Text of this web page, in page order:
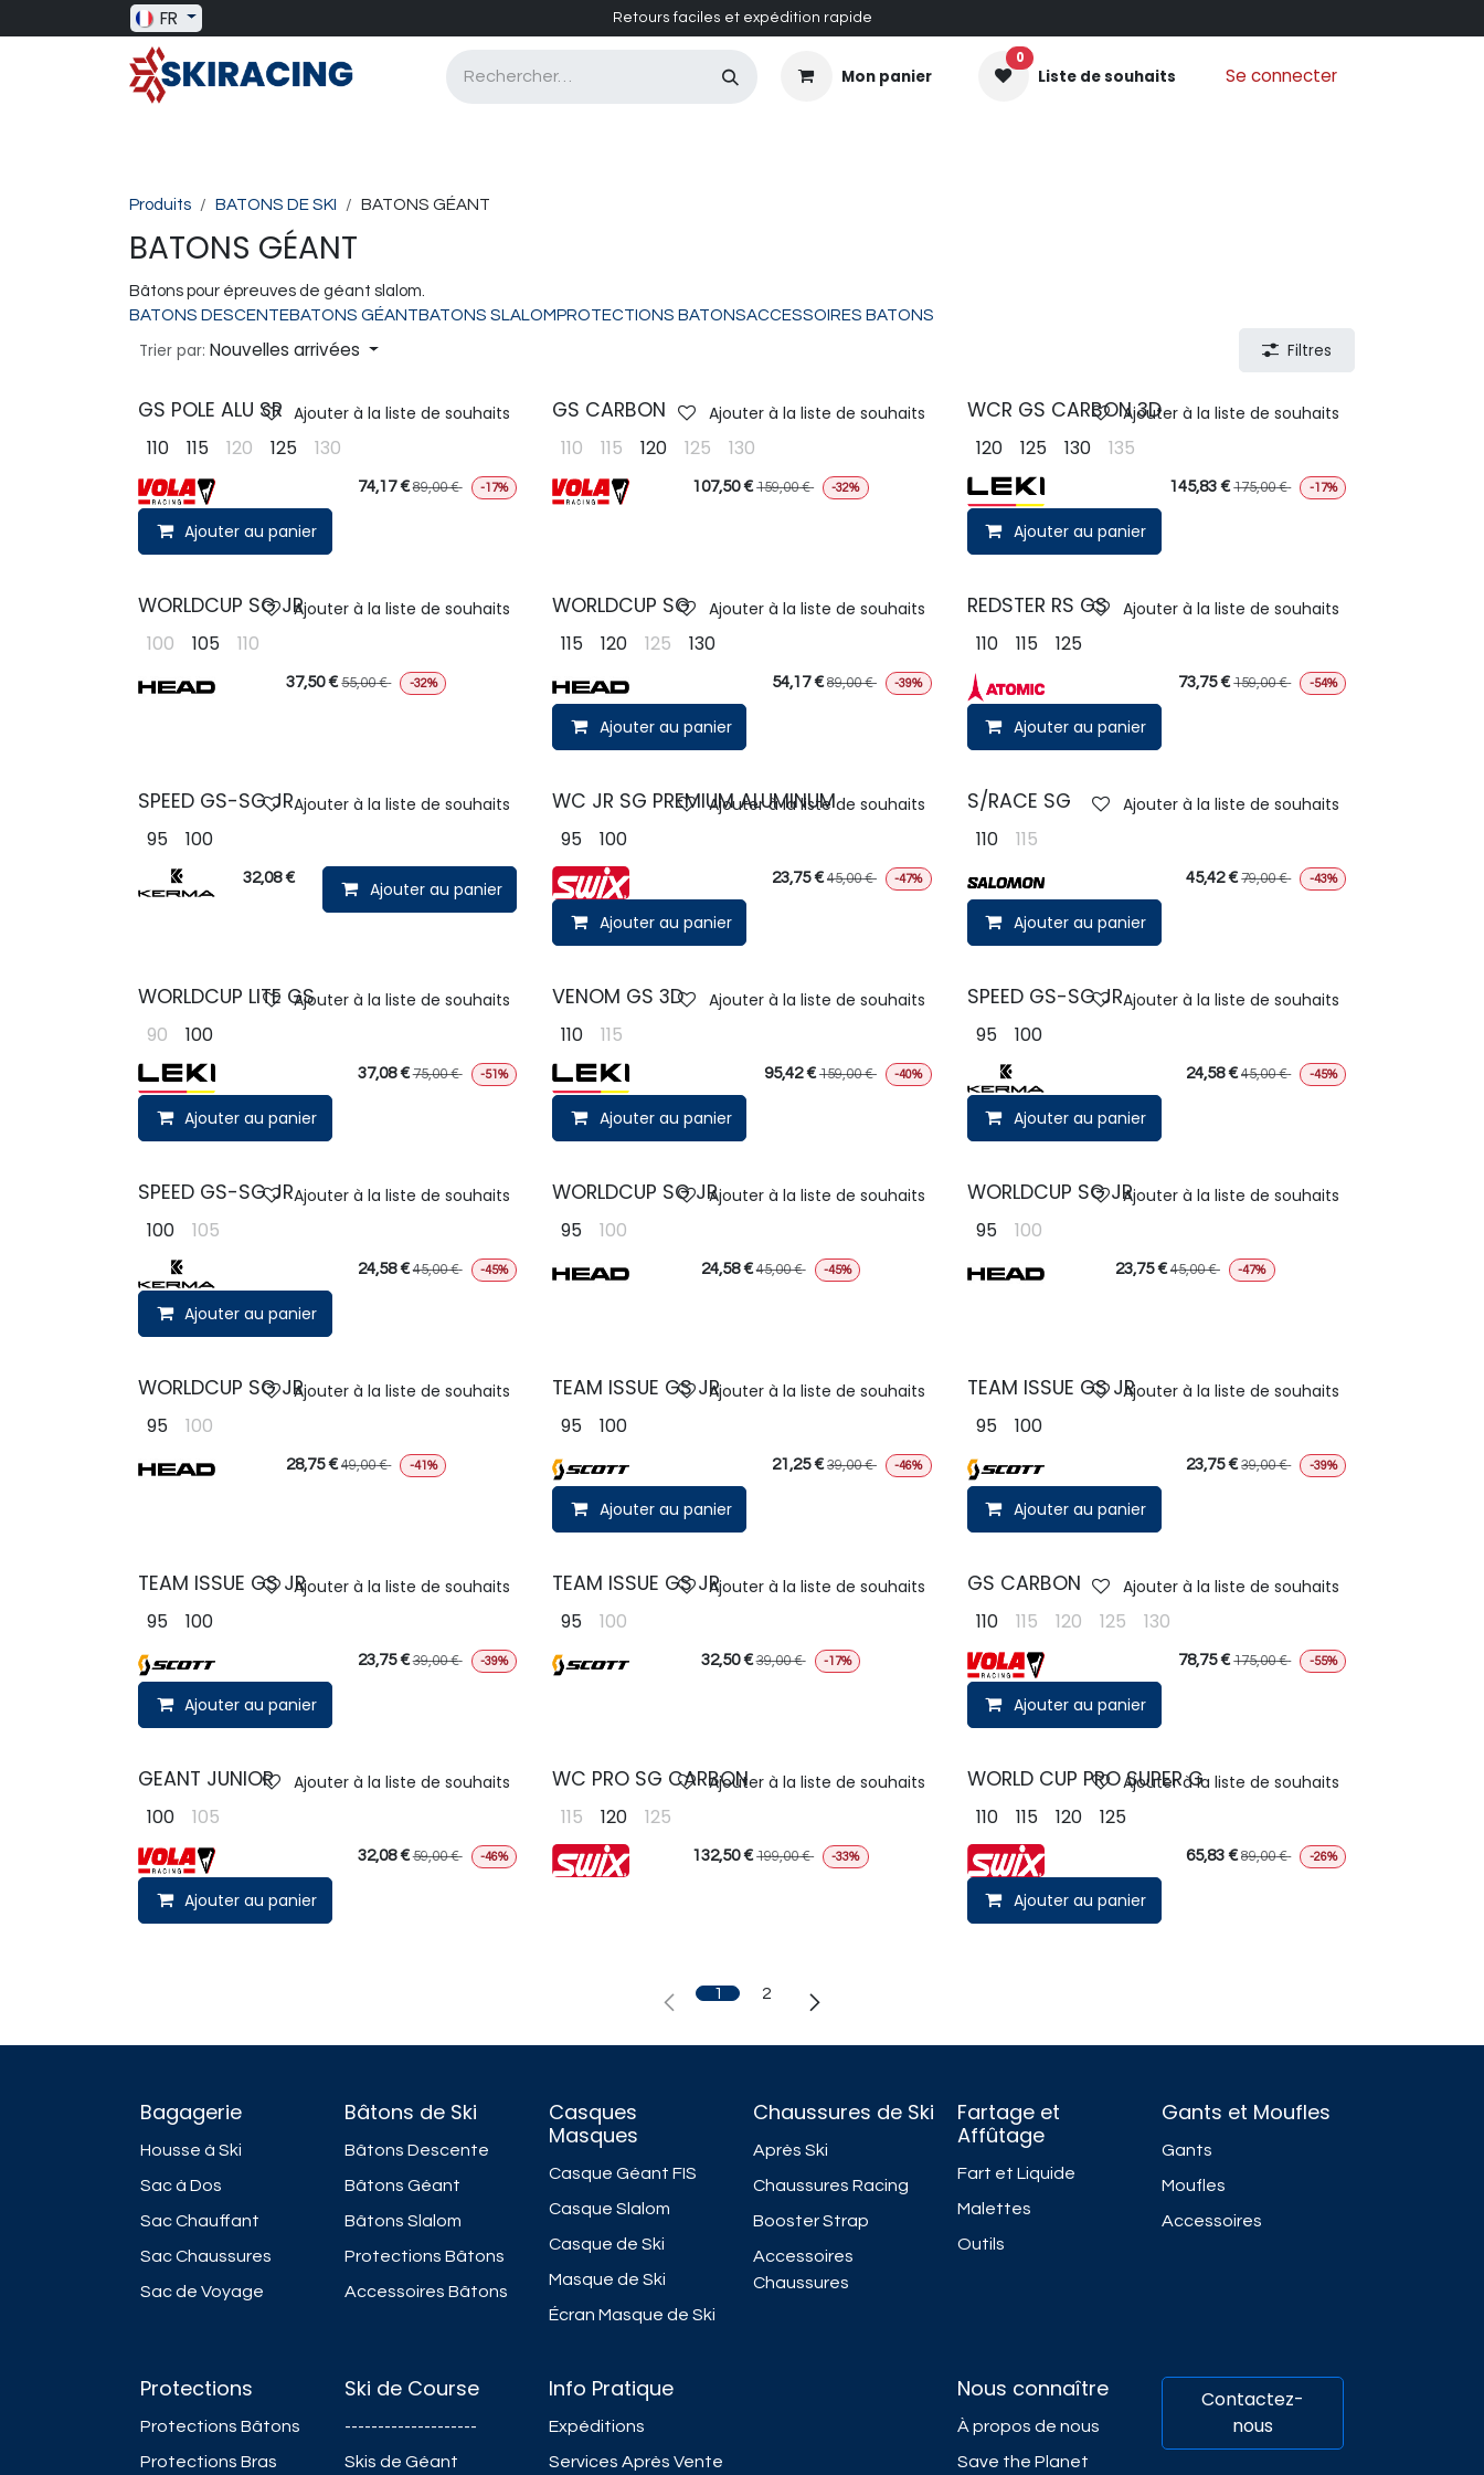
Se rendre au contenu
FR Retours faciles et expédition rapide
Mon panier
0
Liste de souhaits Se connecter
Produits BATONS DE SKI BATONS GÉANT
BATONS GÉANT
Bâtons pour épreuves de géant slalom.
BATONS DESCENTEBATONS GÉANT BATONS SLALOM PROTECTIONS BATONSACCESSOIRES BATONS
Trier par: Nouvelles arrivées Filtres
GS POLE ALU SR
110 115 120 125 130
74,17€ 89,00€ -17%
Ajouter au panier
Ajouter à la liste de souhaits GS CARBON
110 115 120 125 130
107,50€ 159,00€ -32%
Ajouter à la liste de souhaits WCR GS CARBON 3D
120 125 130 135
145,83 € 175,00€ -17%
Ajouter au panier
Ajouter à la liste de souhaits
WORLDCUP SG JR
100 105 110
37,50€ 55,00€ -32%
Ajouter à la liste de souhaits WORLDCUP SG
115 120 125 130
54,17€ 89,00€ -39%
Ajouter au panier
Ajouter à la liste de souhaits REDSTER RS GS
110 115 125
73,75€ 159,00€ -54%
Ajouter au panier
Ajouter à la liste de souhaits
SPEED GS-SG JR
95 100
32,08€
Ajouter au panier
Ajouter à la liste de souhaits WC JR SG PREMIUM ALUMINUM
95 100
23,75€ 45,00€ -47%
Ajouter au panier
Ajouter à la liste de souhaits S/RACE SG
110 115
45,42€ 79,00€ -43%
Ajouter au panier
Ajouter à la liste de souhaits
WORLDCUP LITE GS
90 100
37,08€ 75,00€ -51%
Ajouter au panier
Ajouter à la liste de souhaits VENOM GS 3D
110 115
95,42€ 159,00€ -40%
Ajouter au panier
Ajouter à la liste de souhaits SPEED GS-SG JR
95 100
24,58€ 45,00€ -45%
Ajouter au panier
Ajouter à la liste de souhaits
SPEED GS-SG JR
100 105
24,58€ 45,00€ -45%
Ajouter au panier
Ajouter à la liste de souhaits WORLDCUP SG JR
95 100
24,58€ 45,00€ -45%
Ajouter à la liste de souhaits WORLDCUP SG JR
95 100
23,75€ 45,00€ -47%
Ajouter à la liste de souhaits
WORLDCUP SG JR
95 100
28,75€ 49,00€ -41%
Ajouter à la liste de souhaits TEAM ISSUE GS JR
95 100
21,25€ 39,00€ -46%
Ajouter au panier
Ajouter à la liste de souhaits TEAM ISSUE GS JR
95 100
23,75€ 39,00€ -39%
Ajouter au panier
Ajouter à la liste de souhaits
TEAM ISSUE GS JR
95 100
23,75€ 39,00€ -39%
Ajouter au panier
Ajouter à la liste de souhaits TEAM ISSUE GS JR
95 100
32,50€ 39,00€ -17%
Ajouter à la liste de souhaits GS CARBON
110 115 120 125 130
78,75€ 175,00€ -55%
Ajouter au panier
Ajouter à la liste de souhaits
GEANT JUNIOR
100 105
32,08€ 59,00€ -46%
Ajouter au panier
Ajouter à la liste de souhaits WC PRO SG CARBON
115 120 125
132,50€ 199,00€ -33%
Ajouter à la liste de souhaits WORLD CUP PRO SUPER G
110 115 120 125
65,83 € 89,00€ -26%
Ajouter au panier
Ajouter à la liste de souhaits
1 2
Protections
Protections Bâtons
Protections Bras
Ski de Course
--------------------
Skis de Géant
Nous connaître
À propos de nous
Save the Planet
Info Pratique
Expéditions
Services Après Vente
Contactez-
nous
Bagagerie
Housse à Ski
Sac à Dos
Sac Chauffant
Sac Chaussures
Sac de Voyage
Bâtons de Ski
Bâtons Descente
Bâtons Géant
Bâtons Slalom
Protections Bâtons
Accessoires Bâtons
Casques
Masques
Casque Géant FIS
Casque Slalom
Casque de Ski
Masque de Ski
Écran Masque de Ski
Chaussures de Ski
Après Ski
Chaussures Racing
Booster Strap
Accessoires
Chaussures
Fartage et
Affûtage
Fart et Liquide
Malettes
Outils
Gants et Moufles
Gants
Moufles
Accessoires